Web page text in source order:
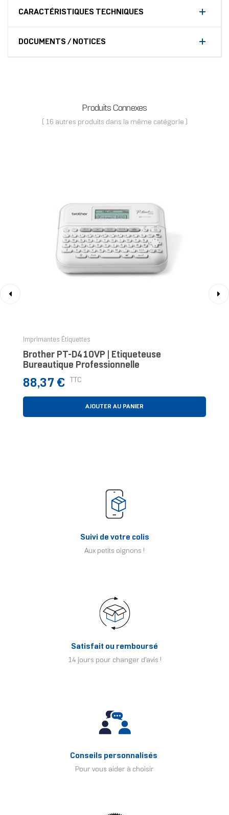
CARACTÉRISTIQUES TECHNIQUES
DOCUMENTS / NOTICES
Produits Connexes
( 16 autres produits dans la même catégorie )
Imprimantes Étiquettes
Brother PT-D410VP | Etiqueteuse
Bureautique Professionnelle
Prix
88,37 € TTC
AJOUTER AU PANIER
Suivi de votre colis
Aux petits oignons !
Satisfait ou remboursé
14 jours pour changer d'avis !
Conseils personnalisés
Pour vous aider à choisir